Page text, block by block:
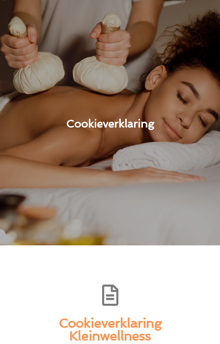
Cookieverklaring
Cookieverklaring
Kleinwellness